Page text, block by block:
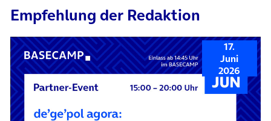
Empfehlung der Redaktion
17.
Juni
2026